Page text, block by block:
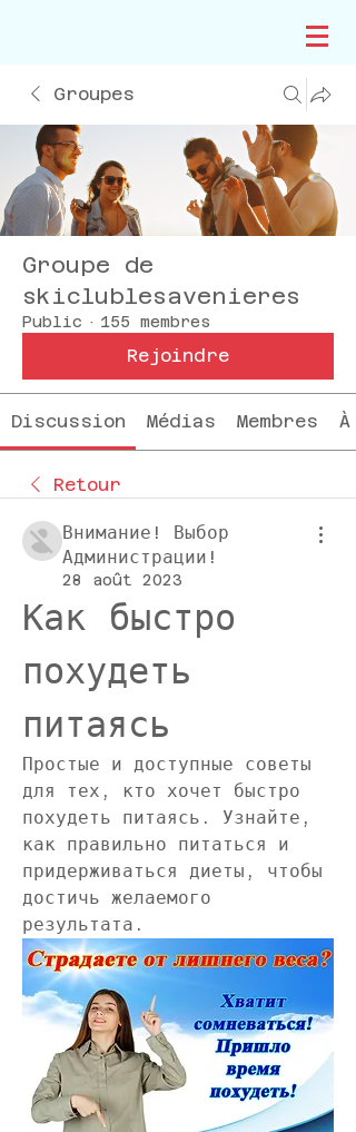
Groupes
Groupe de
skiclublesavenieres
Public · 155 membres
Rejoindre
Discussion Médias Membres
Retour
Внимание! Выбор
Администрации!
28 août 2023
Как быстро
похудеть
питаясь
Простые и доступные советы
для тех, кто хочет быстро
похудеть питаясь. Узнайте,
как правильно питаться и
придерживаться диеты, чтобы
достичь желаемого
результата.